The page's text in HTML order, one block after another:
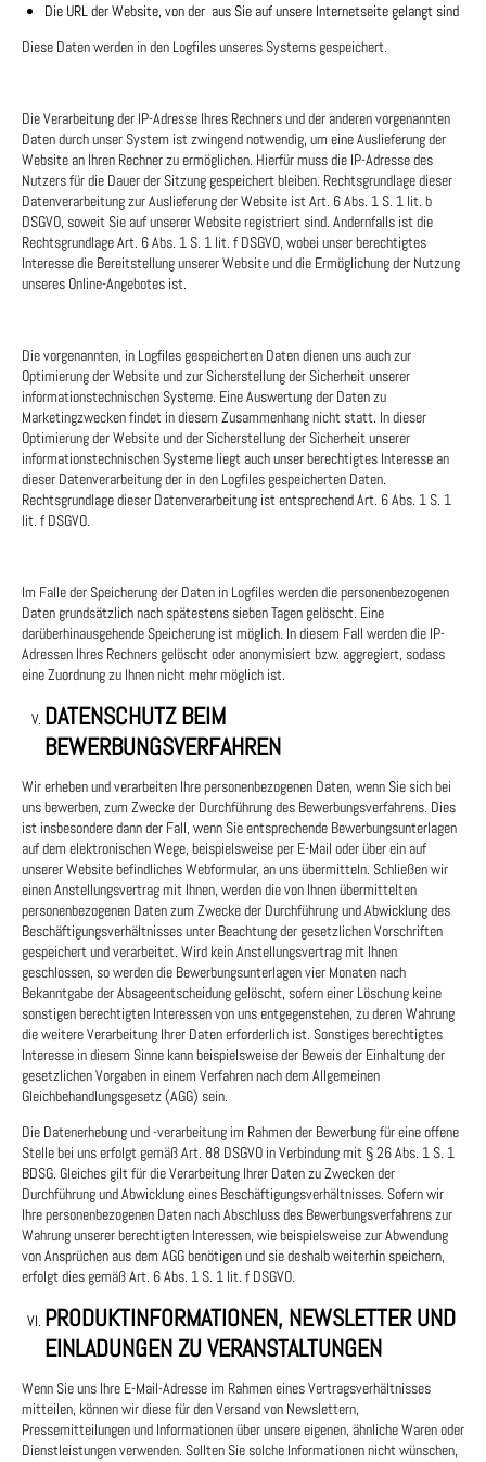
Die URL der Website, von der aus Sie auf unsere Internetseite gelangt sind
Diese Daten werden in den Logfiles unseres Systems gespeichert.
Die Verarbeitung der IP-Adresse Ihres Rechners und der anderen vorgenannten
Daten durch unser System ist zwingend notwendig, um eine Auslieferung der
Website an Ihren Rechner zu ermöglichen. Hierfür muss die IP-Adresse des
Nutzers für die Dauer der Sitzung gespeichert bleiben. Rechtsgrundlage dieser
Datenverarbeitung zur Auslieferung der Website ist Art. 6 Abs. 1 S. 1 lit. b
DSGVO, soweit Sie auf unserer Website registriert sind. Andernfalls ist die
Rechtsgrundlage Art. 6 Abs. 1 S. 1 lit. f DSGVO, wobei unser berechtigtes
Interesse die Bereitstellung unserer Website und die Ermöglichung der Nutzung
unseres Online-Angebotes ist.
Die vorgenannten, in Logfiles gespeicherten Daten dienen uns auch zur
Optimierung der Website und zur Sicherstellung der Sicherheit unserer
informationstechnischen Systeme. Eine Auswertung der Daten zu
Marketingzwecken findet in diesem Zusammenhang nicht statt. In dieser
Optimierung der Website und der Sicherstellung der Sicherheit unserer
informationstechnischen Systeme liegt auch unser berechtigtes Interesse an
dieser Datenverarbeitung der in den Logfiles gespeicherten Daten.
Rechtsgrundlage dieser Datenverarbeitung ist entsprechend Art. 6 Abs. 1 S. 1
lit. f DSGVO.
Im Falle der Speicherung der Daten in Logfiles werden die personenbezogenen
Daten grundsätzlich nach spätestens sieben Tagen gelöscht. Eine
darüberhinausgehende Speicherung ist möglich. In diesem Fall werden die IP-
Adressen Ihres Rechners gelöscht oder anonymisiert bzw. aggregiert, sodass
eine Zuordnung zu Ihnen nicht mehr möglich ist.
DATENSCHUTZ BEIM
BEWERBUNGSVERFAHREN
Wir erheben und verarbeiten Ihre personenbezogenen Daten, wenn Sie sich bei
uns bewerben, zum Zwecke der Durchführung des Bewerbungsverfahrens. Dies
ist insbesondere dann der Fall, wenn Sie entsprechende Bewerbungsunterlagen
auf dem elektronischen Wege, beispielsweise per E-Mail oder über ein auf
unserer Website befindliches Webformular, an uns übermitteln. Schließen wir
einen Anstellungsvertrag mit Ihnen, werden die von Ihnen übermittelten
personenbezogenen Daten zum Zwecke der Durchführung und Abwicklung des
Beschäftigungsverhältnisses unter Beachtung der gesetzlichen Vorschriften
gespeichert und verarbeitet. Wird kein Anstellungsvertrag mit Ihnen
geschlossen, so werden die Bewerbungsunterlagen vier Monaten nach
Bekanntgabe der Absageentscheidung gelöscht, sofern einer Löschung keine
sonstigen berechtigten Interessen von uns entgegenstehen, zu deren Wahrung
die weitere Verarbeitung Ihrer Daten erforderlich ist. Sonstiges berechtigtes
Interesse in diesem Sinne kann beispielsweise der Beweis der Einhaltung der
gesetzlichen Vorgaben in einem Verfahren nach dem Allgemeinen
Gleichbehandlungsgesetz (AGG) sein.
Die Datenerhebung und -verarbeitung im Rahmen der Bewerbung für eine offene
Stelle bei uns erfolgt gemäß Art. 88 DSGVO in Verbindung mit § 26 Abs. 1 S. 1
BDSG. Gleiches gilt für die Verarbeitung Ihrer Daten zu Zwecken der
Durchführung und Abwicklung eines Beschäftigungsverhältnisses. Sofern wir
Ihre personenbezogenen Daten nach Abschluss des Bewerbungsverfahrens zur
Wahrung unserer berechtigten Interessen, wie beispielsweise zur Abwendung
von Ansprüchen aus dem AGG benötigen und sie deshalb weiterhin speichern,
erfolgt dies gemäß Art. 6 Abs. 1 S. 1 lit. f DSGVO.
PRODUKTINFORMATIONEN, NEWSLETTER UND
EINLADUNGEN ZU VERANSTALTUNGEN
Wenn Sie uns Ihre E-Mail-Adresse im Rahmen eines Vertragsverhältnisses
mitteilen, können wir diese für den Versand von Newslettern,
Pressemitteilungen und Informationen über unsere eigenen, ähnliche Waren oder
Dienstleistungen verwenden. Sollten Sie solche Informationen nicht wünschen,